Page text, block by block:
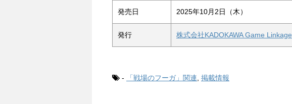
発売日 2025年10月2日（木）
発行 株式会社KADOKAWA Game Linkage
- 「戦場のフーガ」関連 掲載情報